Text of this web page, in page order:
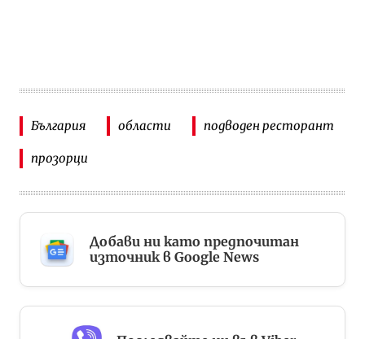
България области подводен ресторант
прозорци
Добави ни като предпочитан
източник в Google News